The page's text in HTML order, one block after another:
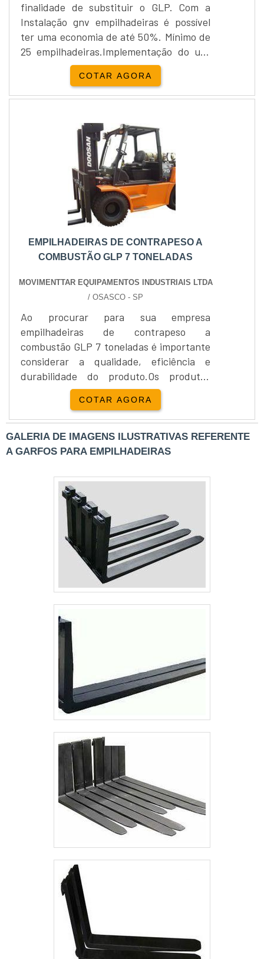
finalidade de substituir o GLP. Com a
Instalação gnv empilhadeiras é possível
ter uma economia de até 50%. Mínimo de
25 empilhadeiras.Implementação do uso
da Instalação gnv empilhadeiras através
de sistemas de compressão. Realizamos
desde a consultoria básica a projetos
key, adequando equipamentos e serviços
às diversas necessidades do cliente,
principalmente as orçame....
COTAR AGORA
EMPILHADEIRAS DE CONTRAPESO A
COMBUSTÃO GLP 7 TONELADAS
MOVIMENTTAR EQUIPAMENTOS INDUSTRIAIS LTDA
/ OSASCO - SP
Ao procurar para sua empresa
empilhadeiras de contrapeso a
combustão GLP 7 toneladas é importante
considerar a qualidade, eficiência e
durabilidade do produto.Os produtos
oferecidos pela empresa Movimenttar
Equipamentos Industriais são sinônimos
da melhor escolha, pois oferece além de
produtos como as empilhadeiras de
contrapeso a combustão GLP 7 toneladas,
feito por uma equipe treinada.Peça um
orçamento e c....
COTAR AGORA
GALERIA DE IMAGENS ILUSTRATIVAS REFERENTE
A GARFOS PARA EMPILHADEIRAS